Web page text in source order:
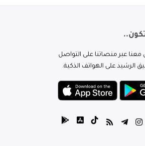
معنا عبر منصاتنا على التواصل
الرشيد على الهواتف الذكية.